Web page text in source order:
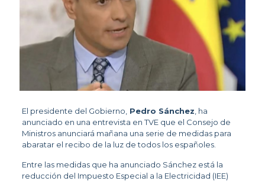
El presidente del Gobierno, Pedro Sánchez , ha
anunciado en una entrevista en TVE que el Consejo de
Ministros anunciará mañana una serie de medidas para
abaratar el recibo de la luz de todos los españoles.
Entre las medidas que ha anunciado Sánchez está la
reducción del Impuesto Especial a la Electricidad (IEE)